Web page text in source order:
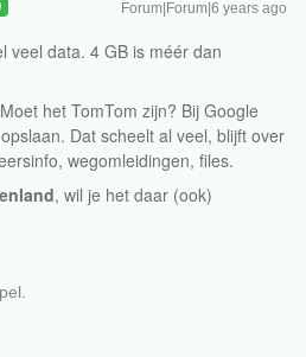
Forum|Forum|6 years ago
veel data. 4 GB is méér dan
het TomTom zijn? Bij Google
Dat scheelt al veel, blijft over
wegomleidingen, files.
, wil je het daar (ook)